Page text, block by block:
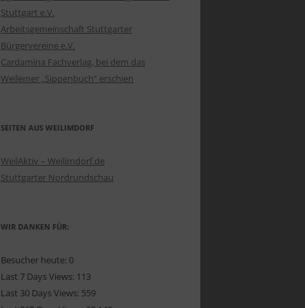
Stuttgart e.V.
Arbeitsgemeinschaft Stuttgarter
Bürgervereine e.V.
Cardamina Fachverlag, bei dem das
Weilemer „Sippenbuch“ erschien
SEITEN AUS WEILIMDORF
WeilAktiv – Weilimdorf.de
Stuttgarter Nordrundschau
WIR DANKEN FÜR:
Besucher heute: 0
Last 7 Days Views: 113
Last 30 Days Views: 559